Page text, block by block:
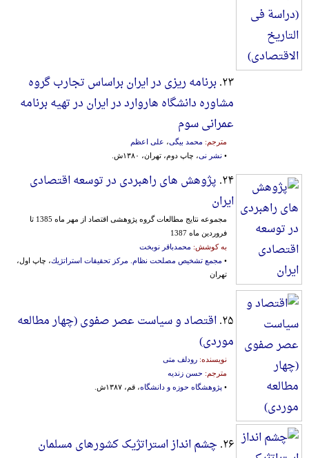
۲۳. برنامه ریزی در ایران براساس‌ تجارب‌ گروه‌
مشاوره‌ دانشگاه‌ هاروارد در ایران‌ در تهیه‌ برنامه‌
عمرانی‌ سوم‌
مترجم: محمد بیگی، علی اعظم
• نشر نی، چاپ دوم، تهران، ۱۳۸۰ش.
۲۴. پژوهش های راهبردی در توسعه اقتصادی
ایران
مجموعه نتایج مطالعات گروه پژوهشی اقتصاد از مهر ماه 1385 تا
فروردین ماه 1387
به کوشش: محمدباقر نوبخت
• مجمع تشخیص مصلحت نظام. مركز تحقیقات استراتژیك، چاپ اول،
تهران
۲۵. اقتصاد و سیاست عصر صفوی (چهار مطالعه
موردی)
نویسنده: رودلف متی
مترجم: حسن زندیه
• پژوهشگاه حوزه و دانشگاه، قم، ۱۳۸۷ش.
۲۶. چشم انداز استراتژیک کشورهای مسلمان